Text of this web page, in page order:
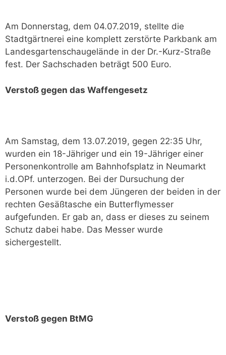
Am Donnerstag, dem 04.07.2019, stellte die
Stadtgärtnerei eine komplett zerstörte Parkbank am
Landesgartenschaugelände in der Dr.-Kurz-Straße
fest. Der Sachschaden beträgt 500 Euro.
Verstoß gegen das Waffengesetz
Am Samstag, dem 13.07.2019, gegen 22:35 Uhr,
wurden ein 18-Jähriger und ein 19-Jähriger einer
Personenkontrolle am Bahnhofsplatz in Neumarkt
i.d.OPf. unterzogen. Bei der Dursuchung der
Personen wurde bei dem Jüngeren der beiden in der
rechten Gesäßtasche ein Butterflymesser
aufgefunden. Er gab an, dass er dieses zu seinem
Schutz dabei habe. Das Messer wurde
sichergestellt.
Verstoß gegen BtMG